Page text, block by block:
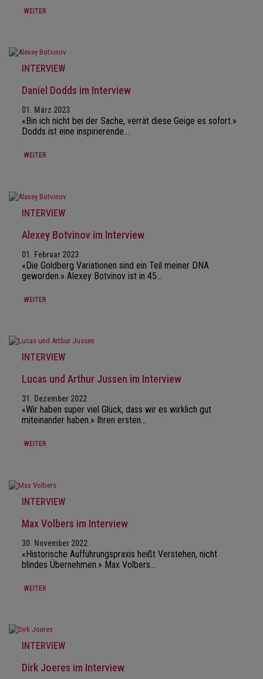
WEITER
INTERVIEW
Daniel Dodds im Interview
01. März 2023
«Bin ich nicht bei der Sache, verrät diese Geige es sofort.»
Dodds ist eine inspirierende…
WEITER
INTERVIEW
Alexey Botvinov im Interview
01. Februar 2023
«Die Goldberg Variationen sind ein Teil meiner DNA
geworden.» Alexey Botvinov ist in 45…
WEITER
INTERVIEW
Lucas und Arthur Jussen im Interview
31. Dezember 2022
«Wir haben super viel Glück, dass wir es wirklich gut
miteinander haben.» Ihren ersten…
WEITER
INTERVIEW
Max Volbers im Interview
30. November 2022
«Historische Aufführungspraxis heißt Verstehen, nicht
blindes Übernehmen.» Max Volbers…
WEITER
INTERVIEW
Dirk Joeres im Interview